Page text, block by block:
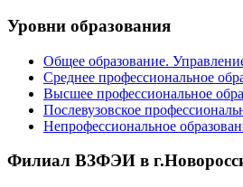
Уровни образования
Общее образование.
Среднее профессиональное
Высшее профессиональное
Послевузовское
Непрофессиональное
Филиал ВЗФЭИ в